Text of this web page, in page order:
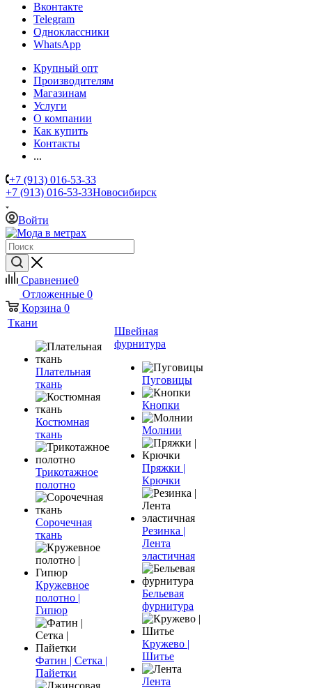
Вконтакте
Telegram
Одноклассники
WhatsApp
Крупный опт
Производителям
Магазинам
Услуги
О компании
Как купить
Контакты
...
+7 (913) 016-53-33
+7 (913) 016-53-33Новосибирск
Войти
Сравнение0
Отложенные 0
Корзина 0
Ткани
Плательная
ткань
Костюмная
ткань
Трикотажное
полотно
Сорочечная
ткань
Кружевное
полотно |
Гипюр
Фатин | Сетка |
Пайетки
Швейная
фурнитура
Пуговицы
Кнопки
Молнии
Пряжки |
Крючки
Резинка |
Лента
эластичная
Бельевая
фурнитура
Кружево |
Шитье
Лента